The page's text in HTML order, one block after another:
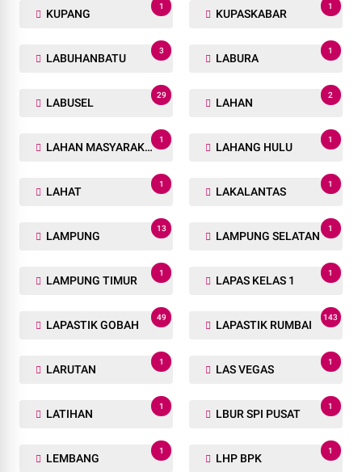
KUPANG
1
KUPASKABAR
1
LABUHANBATU
3
LABURA
1
LABUSEL
29
LAHAN
2
LAHAN MASYARAKAT
1
LAHANG HULU
1
LAHAT
1
LAKALANTAS
1
LAMPUNG
13
LAMPUNG SELATAN
1
LAMPUNG TIMUR
1
LAPAS KELAS 1
1
LAPASTIK GOBAH
49
LAPASTIK RUMBAI
143
LARUTAN
1
LAS VEGAS
1
LATIHAN
1
LBUR SPI PUSAT
1
LEMBANG
1
LHP BPK
1